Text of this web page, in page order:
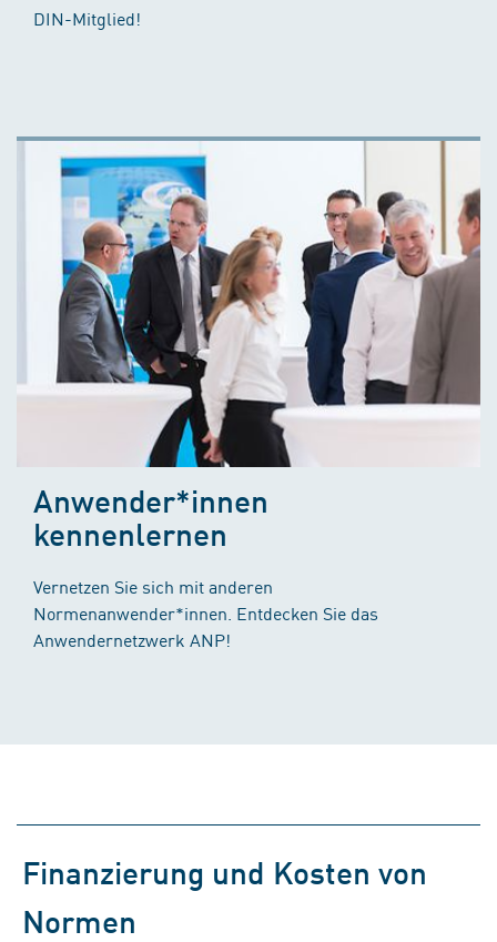
DIN-Mitglied!
Anwender*innen
kennenlernen
Vernetzen Sie sich mit anderen
Normenanwender*innen. Entdecken Sie das
Anwendernetzwerk ANP!
Finanzierung und Kosten von
Normen